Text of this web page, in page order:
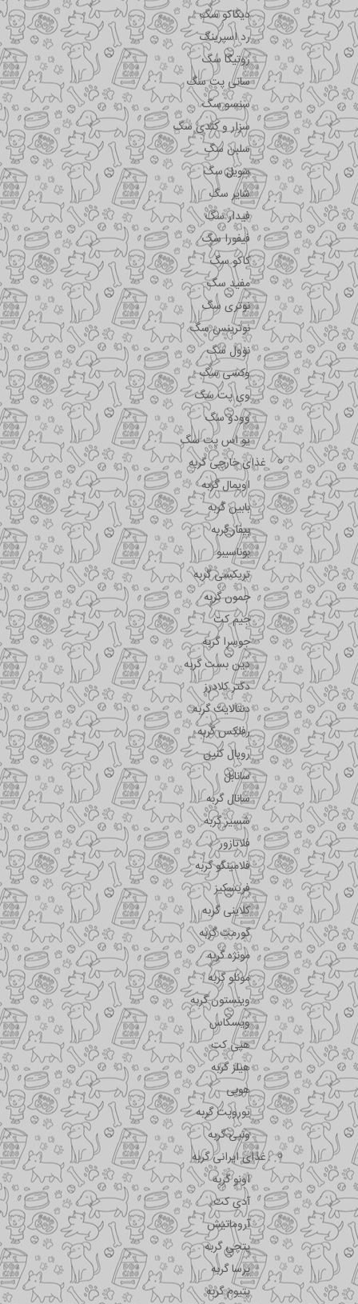
دیکاکو سگ
رد اسپرینگ
روتیکا سگ
سانی پت سگ
سنسو سگ
سزار و کندی سگ
سلبن سگ
سویل سگ
شایر سگ
فیدار سگ
فیفورا سگ
کاکو سگ
مفید سگ
نوتری سگ
نوترینس سگ
نوول سگ
وکسی سگ
وی پت سگ
وودو سگ
یو اس پت سگ
غذای خارجی گربه
اویمال گربه
بابین گربه
بیفار گربه
بوناسیبو
تریکسی گربه
جمون گربه
جیم کت
جوسرا گربه
دین بست گربه
دکتر کلادرز
دنتالایت گربه
رفلکس گربه
رویال کنین
سانابل
سانال گربه
شسیر گربه
فلاتازور
فلامینگو گربه
فریسکیز
کلاینی گربه
گورمت گربه
مونژه گربه
مونلو گربه
وینستون گربه
ویسکاس
هپی کت
هیلز گربه
هوبی
یوروپت گربه
ونپی گربه
غذای ایرانی گربه
اونو گربه
آدی کت
آروماتیش
پتچی گربه
پرسا گربه
پتیوم گربه